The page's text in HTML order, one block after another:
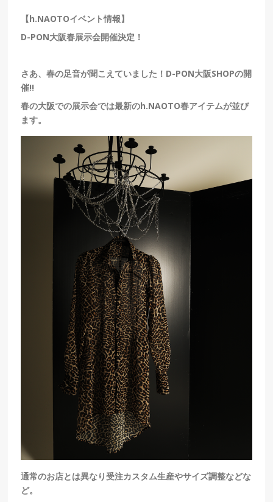
【h.NAOTOイベント情報】
D-PON大阪春展示会開催決定！
さあ、春の足音が聞こえていました！D-PON大阪SHOPの開
催!!
春の大阪での展示会では最新のh.NAOTO春アイテムが並び
ます。
通常のお店とは異なり受注カスタム生産やサイズ調整などな
ど。